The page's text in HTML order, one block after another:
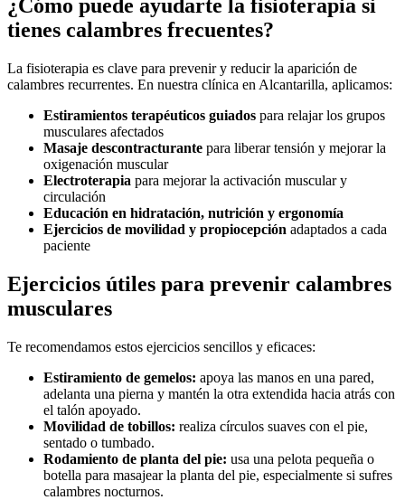
¿Cómo puede ayudarte la fisioterapia si
tienes calambres frecuentes?
La fisioterapia es clave para prevenir y reducir la aparición de
calambres recurrentes. En nuestra clínica en Alcantarilla, aplicamos:
Estiramientos terapéuticos guiados para relajar los grupos
musculares afectados
Masaje descontracturante para liberar tensión y mejorar la
oxigenación muscular
Electroterapia para mejorar la activación muscular y
circulación
Educación en hidratación, nutrición y ergonomía
Ejercicios de movilidad y propiocepción adaptados a cada
paciente
Ejercicios útiles para prevenir calambres
musculares
Te recomendamos estos ejercicios sencillos y eficaces:
Estiramiento de gemelos: apoya las manos en una pared,
adelanta una pierna y mantén la otra extendida hacia atrás con
el talón apoyado.
Movilidad de tobillos: realiza círculos suaves con el pie,
sentado o tumbado.
Rodamiento de planta del pie: usa una pelota pequeña o
botella para masajear la planta del pie, especialmente si sufres
calambres nocturnos.